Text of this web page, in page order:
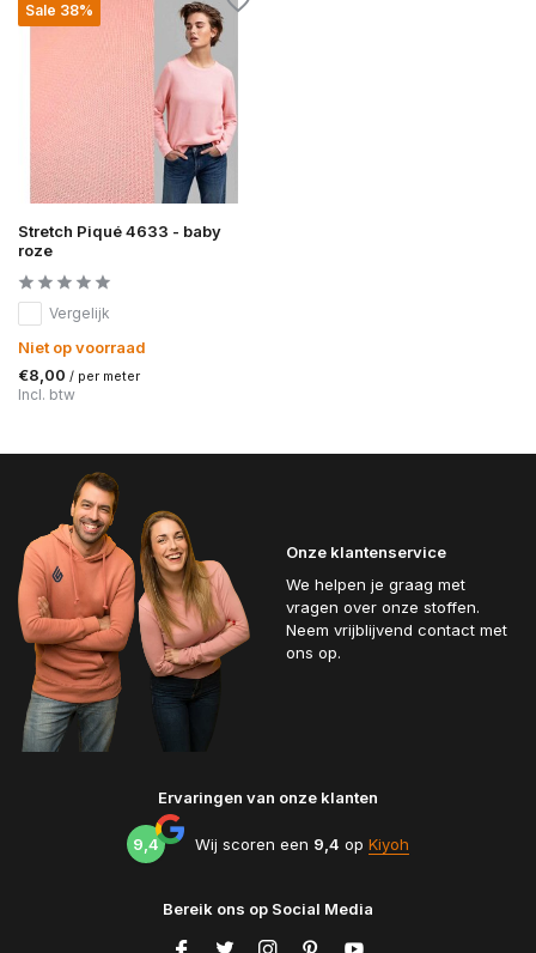
Sale 38%
Stretch Piqué 4633 - baby
roze
Vergelijk
Niet op voorraad
€8,00 / per meter
Incl. btw
Onze klantenservice
We helpen je graag met
vragen over onze stoffen.
Neem vrijblijvend contact met
ons op.
Ervaringen van onze klanten
9,4 Wij scoren een 9,4 op Kiyoh
Bereik ons op Social Media